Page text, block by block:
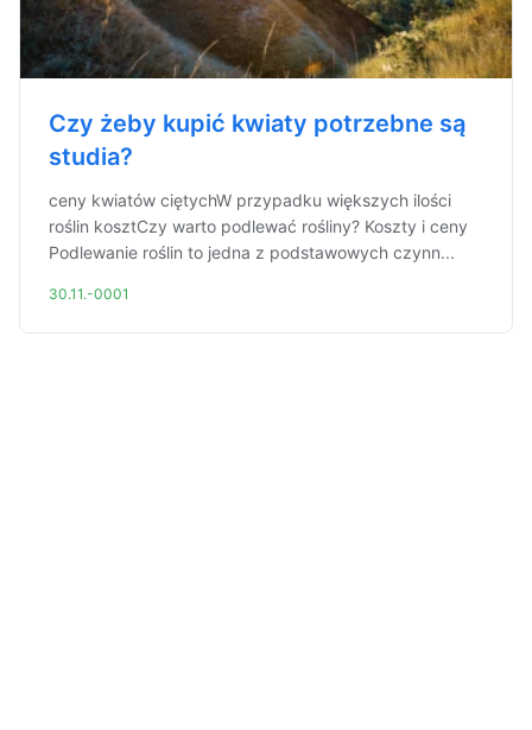
Czy żeby kupić kwiaty potrzebne są
studia?
ceny kwiatów ciętychW przypadku większych ilości
roślin kosztCzy warto podlewać rośliny? Koszty i ceny
Podlewanie roślin to jedna z podstawowych czynn...
30.11.-0001